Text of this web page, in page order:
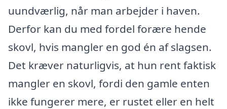
uundværlig, når man arbejder i haven.
Derfor kan du med fordel forære hende
skovl, hvis mangler en god én af slagsen.
Det kræver naturligvis, at hun rent faktisk
mangler en skovl, fordi den gamle enten
ikke fungerer mere, er rustet eller en helt